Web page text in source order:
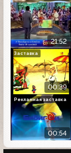
21:52
00:39
Заставка
00:54
Рекламная заставка